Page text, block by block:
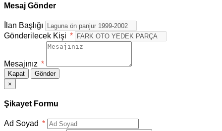
Mesaj Gönder
İlan Başlığı
Gönderilecek Kişi *
Mesajınız *
Kapat
Gönder
×
Şikayet Formu
Ad Soyad *